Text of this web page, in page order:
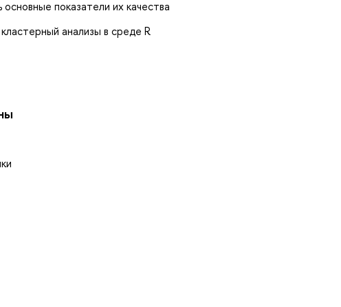
показатели их качества
анализы в среде R